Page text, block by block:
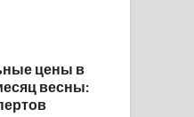
цены в
весны: